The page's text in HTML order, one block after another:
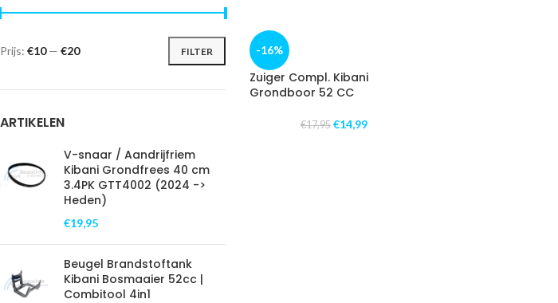
FILTER
Prijs: €10— €20
ARTIKELEN
V-snaar / Aandrijfriem
Kibani Grondfrees 40 cm
3.4PK GTT4002 (2024 ->
Heden)
€19,95
Beugel Brandstoftank
Kibani Bosmaaier 52cc |
Combitool 4in1
-16%
Zuiger Compl. Kibani
Grondboor 52 CC
€17,95 €14,99